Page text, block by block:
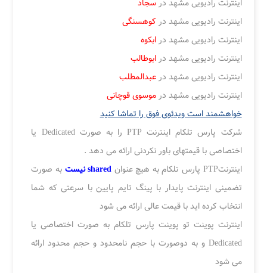
اینترنت رادیویی مشهد درسجاد
اینترنت رادیویی مشهد در کوهسنگی
اینترنت رادیویی مشهد درابکوه
اینترنت رادیویی مشهد درابوطالب
اینترنت رادیویی مشهد درعبدالمطلب
اینترنت رادیویی مشهد درموسوی قوچانی
خواهشمند است ویدئوی فوق را تماشا کنید
شرکت پارس تلکام اینترنت PTP را به صورت Dedicated یا
اختصاصی با قیمتهای باور نکردنی ارائه می دهد .
اینترنتPTP پارس تلکام به هیچ عنوان
shared نیست
به صورت
تضمینی اینترنت پایدار با پینگ تایم پایین با سرعتی که شما
انتخاب کرده اید با قیمت عالی ارائه می شود
اینترنت پوینت تو پوینت پارس تلکام به صورت اختصاصی یا
Dedicated و به دوصورت با حجم نامحدود و حجم محدود ارائه
می شود